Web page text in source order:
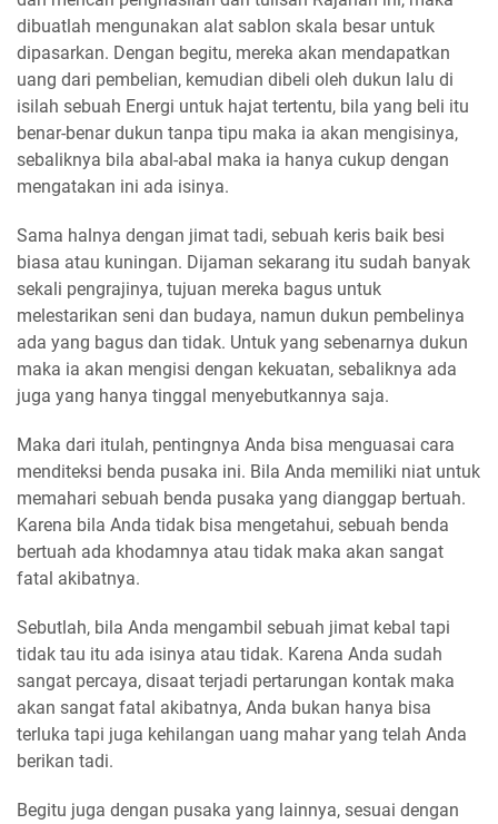
dibuatlah mengunakan alat sablon skala besar untuk
dipasarkan. Dengan begitu, mereka akan mendapatkan
uang dari pembelian, kemudian dibeli oleh dukun lalu di
isilah sebuah Energi untuk hajat tertentu, bila yang beli itu
benar-benar dukun tanpa tipu maka ia akan mengisinya,
sebaliknya bila abal-abal maka ia hanya cukup dengan
mengatakan ini ada isinya.
Sama halnya dengan jimat tadi, sebuah keris baik besi
biasa atau kuningan. Dijaman sekarang itu sudah banyak
sekali pengrajinya, tujuan mereka bagus untuk
melestarikan seni dan budaya, namun dukun pembelinya
ada yang bagus dan tidak. Untuk yang sebenarnya dukun
maka ia akan mengisi dengan kekuatan, sebaliknya ada
juga yang hanya tinggal menyebutkannya saja.
Maka dari itulah, pentingnya Anda bisa menguasai cara
menditeksi benda pusaka ini. Bila Anda memiliki niat untuk
memahari sebuah benda pusaka yang dianggap bertuah.
Karena bila Anda tidak bisa mengetahui, sebuah benda
bertuah ada khodamnya atau tidak maka akan sangat
fatal akibatnya.
Sebutlah, bila Anda mengambil sebuah jimat kebal tapi
tidak tau itu ada isinya atau tidak. Karena Anda sudah
sangat percaya, disaat terjadi pertarungan kontak maka
akan sangat fatal akibatnya, Anda bukan hanya bisa
terluka tapi juga kehilangan uang mahar yang telah Anda
berikan tadi.
Begitu juga dengan pusaka yang lainnya, sesuai dengan